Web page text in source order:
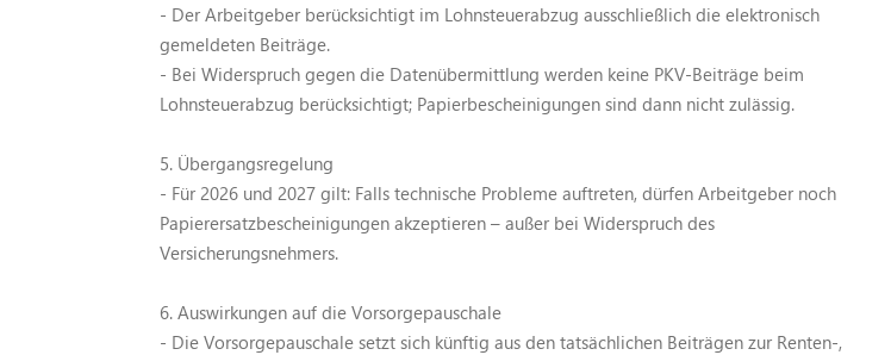
- Der Arbeitgeber berücksichtigt im Lohnsteuerabzug ausschließlich die elektronisch
gemeldeten Beiträge.
- Bei Widerspruch gegen die Datenübermittlung werden keine PKV-Beiträge beim
Lohnsteuerabzug berücksichtigt; Papierbescheinigungen sind dann nicht zulässig.
5. Übergangsregelung
- Für 2026 und 2027 gilt: Falls technische Probleme auftreten, dürfen Arbeitgeber noch
Papierersatzbescheinigungen akzeptieren – außer bei Widerspruch des
Versicherungsnehmers.
6. Auswirkungen auf die Vorsorgepauschale
- Die Vorsorgepauschale setzt sich künftig aus den tatsächlichen Beiträgen zur Renten-,